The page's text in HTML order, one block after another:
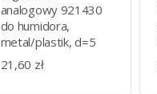
analogowy 921430
do humidora,
metal/plastik, d=5
cm złoty, okrągły
21,60 zł